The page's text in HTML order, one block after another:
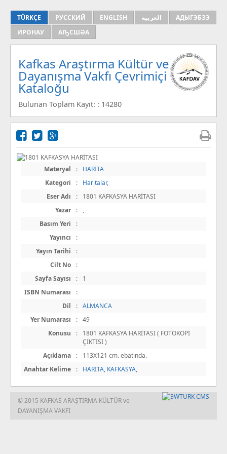
TÜRKÇE РУССКИЙ ENGLISH العربية
АДЫГЭБЗЭ
ИРОНАУ
АҦСШӘА
Kafkas Araştırma Kültür ve
Dayanışma Vakfı Çevrimiçi
Kataloğu
Bulunan Toplam Kayıt: : 14280
Materyal :
HARİTA
Kategori
: Haritalar,
Eser Adı
:
1801 KAFKASYA HARİTASI
Yazar
:
,
Basım Yeri
:
Yayıncı
:
Yayın Tarihi
:
Cilt No
:
Sayfa Sayısı
:
1
ISBN Numarası
:
Dil
: ALMANCA
Yer Numarası
: 49
Konusu
:
1801 KAFKASYA HARİTASI ( FOTOKOPİ
ÇIKTISI )
Açıklama
:
113X121 cm. ebatında.
Anahtar Kelime
: HARİTA, KAFKASYA,
© 2015 KAFKAS ARAŞTIRMA KÜLTÜR ve
DAYANIŞMA VAKFI